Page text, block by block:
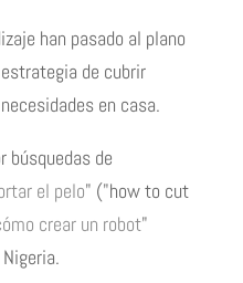
han pasado al plano
de cubrir
en casa.
búsquedas de
el pelo" ("how to cut
crear un robot"